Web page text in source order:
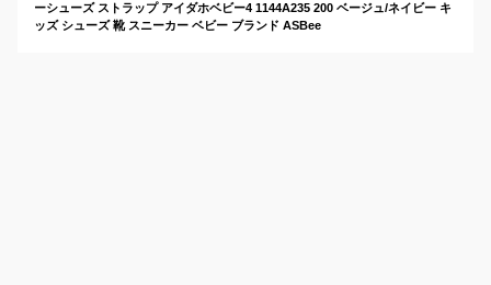
ーシューズ ストラップ アイダホベビー4 1144A235 200 ベージュ/ネイビー キ
ッズ シューズ 靴 スニーカー ベビー ブランド ASBee